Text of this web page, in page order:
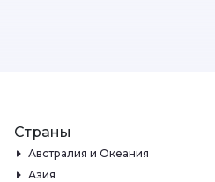
Страны
Австралия и Океания
Азия